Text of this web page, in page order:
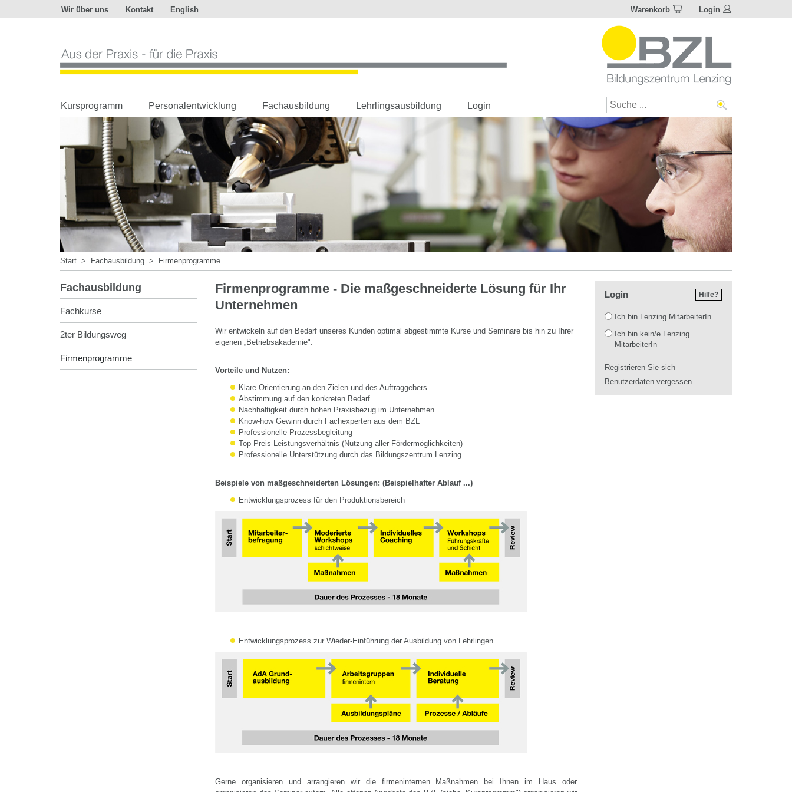
Wir über uns Kontakt English Warenkorb Login
der
Praxis
-
die
Praxis
Kursprogramm Personalentwicklung Fachausbildung Lehrlingsausbildung Login
Start > Fachausbildung > Firmenprogramme
Fachausbildung
Fachkurse
2ter Bildungsweg
Firmenprogramme
Firmenprogramme - Die maßgeschneiderte Lösung für Ihr
Unternehmen
Wir entwickeln auf den Bedarf unseres Kunden optimal abgestimmte Kurse und Seminare bis hin zu Ihrer
eigenen „Betriebsakademie".
Vorteile und Nutzen:
Klare Orientierung an den Zielen und des Auftraggebers
Abstimmung auf den konkreten Bedarf
Nachhaltigkeit durch hohen Praxisbezug im Unternehmen
Know-how Gewinn durch Fachexperten aus dem BZL
Professionelle Prozessbegleitung
Top Preis-Leistungsverhältnis (Nutzung aller Fördermöglichkeiten)
Professionelle Unterstützung durch das Bildungszentrum Lenzing
Beispiele von maßgeschneiderten Lösungen: (Beispielhafter Ablauf ...)
Entwicklungsprozess für den Produktionsbereich
Entwicklungsprozess zur Wieder-Einführung der Ausbildung von Lehrlingen
Gerne organisieren und arrangieren wir die firmeninternen Maßnahmen bei Ihnen im Haus oder
Hilfe?
Login
Ich bin Lenzing MitarbeiterIn
Ich bin kein/e Lenzing
MitarbeiterIn
Registrieren Sie sich
Benutzerdaten vergessen